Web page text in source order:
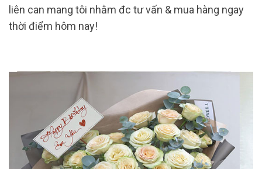
liên can mang tôi nhằm đc tư vấn & mua hàng ngay
thời điểm hôm nay!